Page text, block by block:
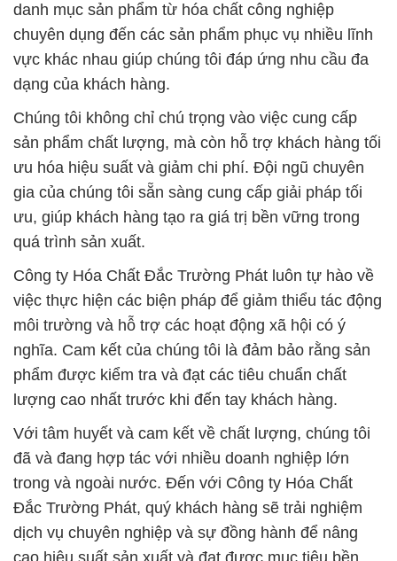
danh mục sản phẩm từ hóa chất công nghiệp
chuyên dụng đến các sản phẩm phục vụ nhiều lĩnh
vực khác nhau giúp chúng tôi đáp ứng nhu cầu đa
dạng của khách hàng.
Chúng tôi không chỉ chú trọng vào việc cung cấp
sản phẩm chất lượng, mà còn hỗ trợ khách hàng tối
ưu hóa hiệu suất và giảm chi phí. Đội ngũ chuyên
gia của chúng tôi sẵn sàng cung cấp giải pháp tối
ưu, giúp khách hàng tạo ra giá trị bền vững trong
quá trình sản xuất.
Công ty Hóa Chất Đắc Trường Phát luôn tự hào về
việc thực hiện các biện pháp để giảm thiểu tác động
môi trường và hỗ trợ các hoạt động xã hội có ý
nghĩa. Cam kết của chúng tôi là đảm bảo rằng sản
phẩm được kiểm tra và đạt các tiêu chuẩn chất
lượng cao nhất trước khi đến tay khách hàng.
Với tâm huyết và cam kết về chất lượng, chúng tôi
đã và đang hợp tác với nhiều doanh nghiệp lớn
trong và ngoài nước. Đến với Công ty Hóa Chất
Đắc Trường Phát, quý khách hàng sẽ trải nghiệm
dịch vụ chuyên nghiệp và sự đồng hành để nâng